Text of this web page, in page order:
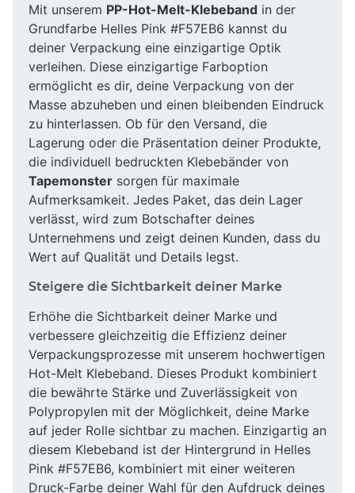
Mit unserem PP-Hot-Melt-Klebeband in der
Grundfarbe Helles Pink #F57EB6 kannst du
deiner Verpackung eine einzigartige Optik
verleihen. Diese einzigartige Farboption
ermöglicht es dir, deine Verpackung von der
Masse abzuheben und einen bleibenden Eindruck
zu hinterlassen. Ob für den Versand, die
Lagerung oder die Präsentation deiner Produkte,
die individuell bedruckten Klebebänder von
Tapemonster sorgen für maximale
Aufmerksamkeit. Jedes Paket, das dein Lager
verlässt, wird zum Botschafter deines
Unternehmens und zeigt deinen Kunden, dass du
Wert auf Qualität und Details legst.
Steigere die Sichtbarkeit deiner Marke
Erhöhe die Sichtbarkeit deiner Marke und
verbessere gleichzeitig die Effizienz deiner
Verpackungsprozesse mit unserem hochwertigen
Hot-Melt Klebeband. Dieses Produkt kombiniert
die bewährte Stärke und Zuverlässigkeit von
Polypropylen mit der Möglichkeit, deine Marke
auf jeder Rolle sichtbar zu machen. Einzigartig an
diesem Klebeband ist der Hintergrund in Helles
Pink #F57EB6, kombiniert mit einer weiteren
Druck-Farbe deiner Wahl für den Aufdruck deines